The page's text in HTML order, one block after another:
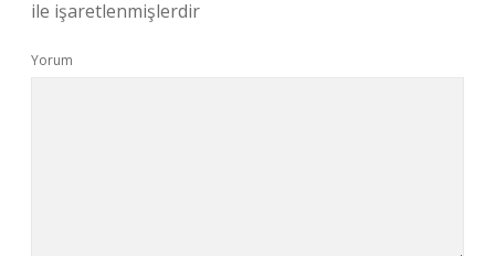
ile işaretlenmişlerdir
Yorum